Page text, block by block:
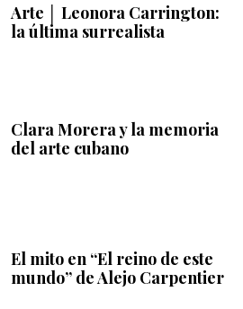
Arte │ Leonora Carrington:
la última surrealista
Clara Morera y la memoria
del arte cubano
El mito en “El reino de este
mundo” de Alejo Carpentier